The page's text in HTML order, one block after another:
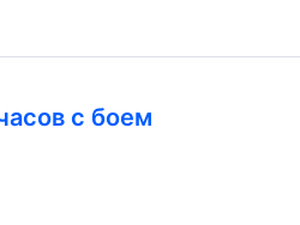
с боем